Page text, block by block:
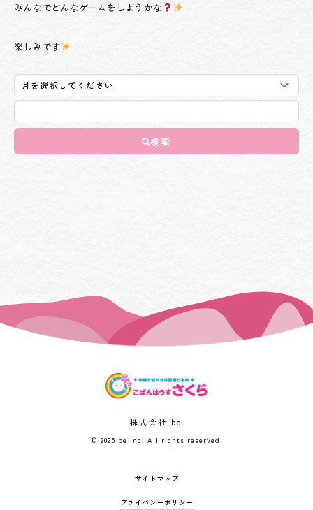
みんなでどんなゲームをしようかな
楽しみです
検索
株式会社 be
© 2025 be Inc. All rights reserved.
サイトマップ
プライバシーポリシー